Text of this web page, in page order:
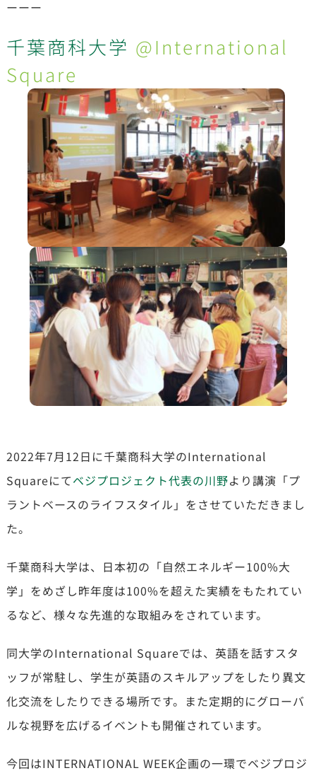
ーーー
千葉商科大学 @International
Square
2022年7月12日に千葉商科大学のInternational
Squareにてベジプロジェクト代表の川野より講演「プ
ラントベースのライフスタイル」をさせていただきまし
た。
千葉商科大学は、日本初の「自然エネルギー100%大
学」をめざし昨年度は100%を超えた実績をもたれてい
るなど、様々な先進的な取組みをされています。
同大学のInternational Squareでは、英語を話すスタ
ッフが常駐し、学生が英語のスキルアップをしたり異文
化交流をしたりできる場所です。また定期的にグローバ
ルな視野を広げるイベントも開催されています。
今回はINTERNATIONAL WEEK企画の一環でベジプロジ